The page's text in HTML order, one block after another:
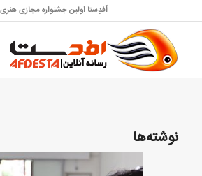
اَفدِستا اولین جشنواره مجازی هنری
نوشته‌ها